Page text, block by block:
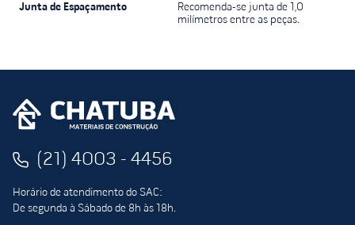
Junta de Espaçamento
Recomenda-se junta de 1,0
milímetros entre as peças.
(21) 4003 - 4456
Horário de atendimento do SAC:
De segunda à Sábado de 8h às 18h.